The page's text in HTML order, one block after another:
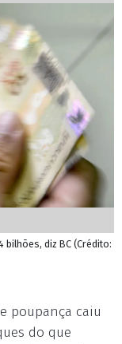
diz BC (Crédito:
poupança caiu
do que